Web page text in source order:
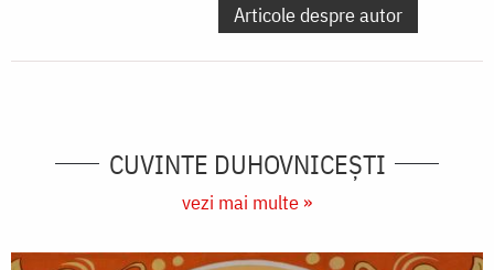
Articole despre autor
CUVINTE DUHOVNICEȘTI
vezi mai multe »